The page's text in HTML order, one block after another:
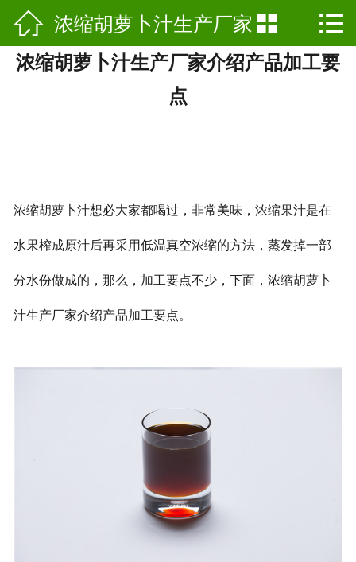
 网站首页
公司简介
 浓缩胡萝卜汁生产厂家
介绍产品加工要点
 
浓缩胡萝卜汁生产厂家介绍产品加工要
点
浓缩胡萝卜汁想必大家都喝过，非常美味，浓缩果汁是在
水果榨成原汁后再采用低温真空浓缩的方法，蒸发掉一部
分水份做成的，那么，加工要点不少，下面，浓缩胡萝卜
汁生产厂家介绍产品加工要点。